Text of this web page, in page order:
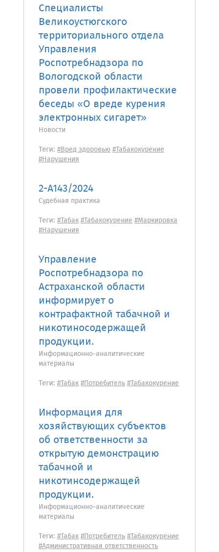
Специалисты
Великоустюгского
территориального отдела
Управления
Роспотребнадзора по
Вологодской области
провели профилактические
беседы «О вреде курения
электронных сигарет»
Новости
Теги: #Вред здоровью#Табакокурение
#Нарушения
2-А143/2024
Судебная практика
Теги: #Табак#Табакокурение#Маркировка
#Нарушения
Управление
Роспотребнадзора по
Астраханской области
информирует о
контрафактной табачной и
никотиносодержащей
продукции.
Информационно-аналитические
материалы
Теги: #Табак#Потребитель#Табакокурение
Информация для
хозяйствующих субъектов
об ответственности за
открытую демонстрацию
табачной и
никотинсодержащей
продукции.
Информационно-аналитические
материалы
Теги: #Табак#Потребитель#Табакокурение
#Административная ответственность